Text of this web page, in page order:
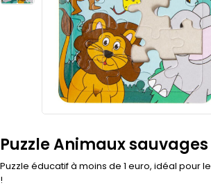
Puzzle Animaux sauvages
Puzzle éducatif à moins de 1 euro, idéal pour
!